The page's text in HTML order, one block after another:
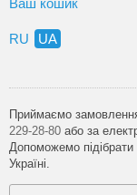
Ваш кошик
RU UA
Приймаємо
229-28-80 або за
Допоможемо
Україні.